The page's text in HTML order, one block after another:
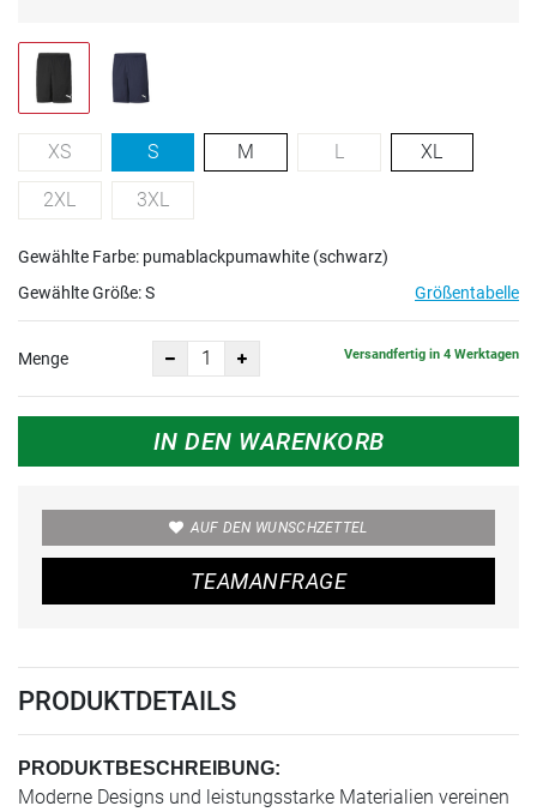
XS S M L XL
2XL 3XL
Gewählte Farbe: pumablackpumawhite (schwarz)
Gewählte Größe:S Größentabelle
Menge Versandfertig in 4 Werktagen
IN DEN WARENKORB
AUF DEN WUNSCHZETTEL
TEAMANFRAGE
PRODUKTDETAILS
PRODUKTBESCHREIBUNG:
Moderne Designs und leistungsstarke Materialien vereinen